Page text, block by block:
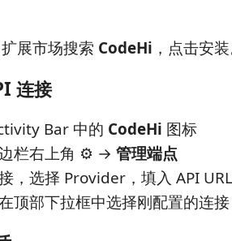
展市场搜索 CodeHi ，点击安
连接
Bar 中的 CodeHi 图标
栏右上角 ⚙️ → 管理端点
，选择 Provider，填入 API
顶部下拉框中选择刚配置的连接